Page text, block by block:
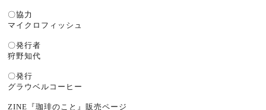
〇協力
マイクロフィッシュ
〇発行者
狩野知代
〇発行
グラウベルコーヒー
ZINE『珈琲のこと』販売ページ